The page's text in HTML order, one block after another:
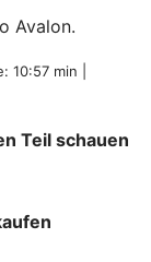
Avalon.
10:57 min |
Teil schauen